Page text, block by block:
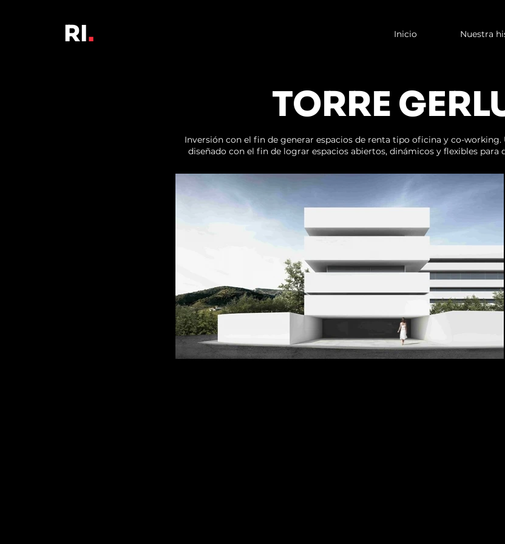
RI. Inicio Nuestra
TORRE
Inversión con el fin de generar espacios de renta tipo oficina y co-
diseñado con el fin de lograr espacios abiertos, dinámicos y flexibles para